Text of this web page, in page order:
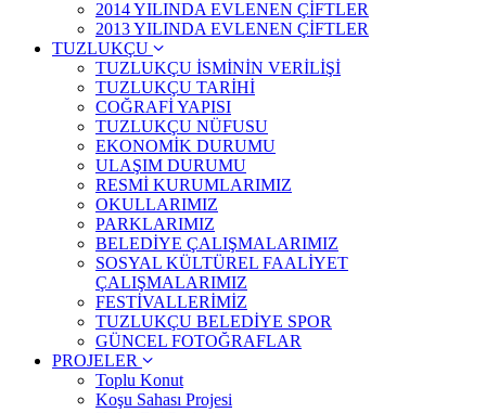
2014 YILINDA EVLENEN ÇİFTLER
2013 YILINDA EVLENEN ÇİFTLER
TUZLUKÇU
TUZLUKÇU İSMİNİN VERİLİŞİ
TUZLUKÇU TARİHİ
COĞRAFİ YAPISI
TUZLUKÇU NÜFUSU
EKONOMİK DURUMU
ULAŞIM DURUMU
RESMİ KURUMLARIMIZ
OKULLARIMIZ
PARKLARIMIZ
BELEDİYE ÇALIŞMALARIMIZ
SOSYAL KÜLTÜREL FAALİYET
ÇALIŞMALARIMIZ
FESTİVALLERİMİZ
TUZLUKÇU BELEDİYE SPOR
GÜNCEL FOTOĞRAFLAR
PROJELER
Toplu Konut
Koşu Sahası Projesi